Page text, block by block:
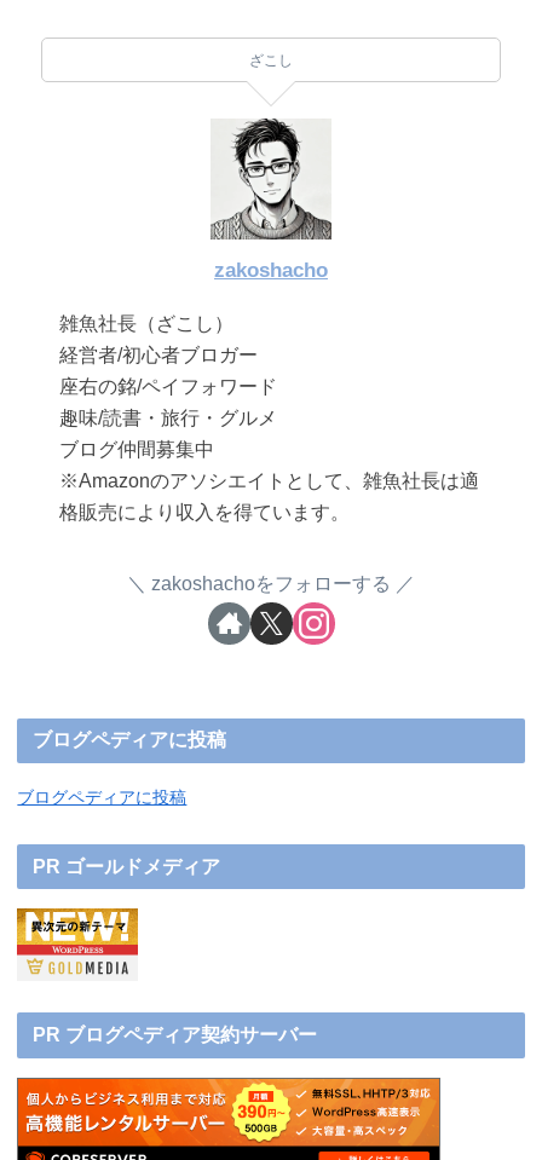
ざこし
zakoshacho
雑魚社長（ざこし）
経営者/初心者ブロガー
座右の銘/ペイフォワード
趣味/読書・旅行・グルメ
ブログ仲間募集中
※Amazonのアソシエイトとして、雑魚社長は適
格販売により収入を得ています。
zakoshachoをフォローする
ブログペディアに投稿
ブログペディアに投稿
PR ゴールドメディア
PR ブログペディア契約サーバー